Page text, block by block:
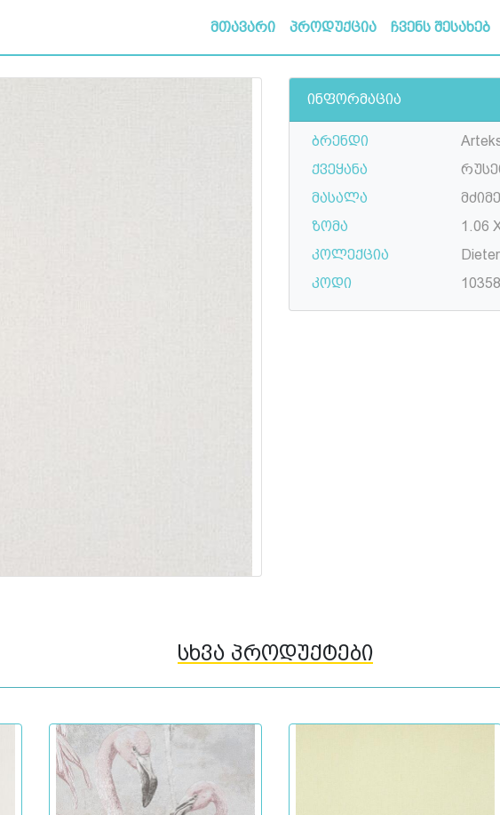
მთავარი პროდუქცია ჩვენს შესახებ
ინფორმაცია
ბრენდი
ქვეყანა
მასალა
ზომა
1.06
კოლექცია
კოდი
სხვა პროდუქტები